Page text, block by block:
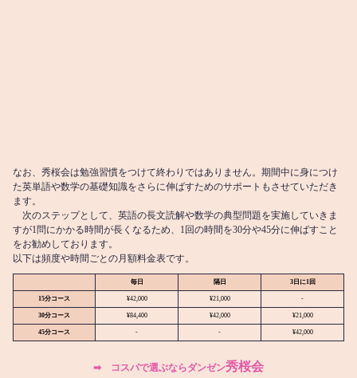
なお、秀桜会は勉強習慣をつけて終わりではありません。期間中に身につけ
た英単語や数学の基礎知識をさらに伸ばすためのサポートもさせていただき
ます。
次のステップとして、英語の長文読解や数学の典型問題を実施していきま
すが1問にかかる時間が長くなるため、1回の時間を30分や45分に伸ばすこと
をお勧めしております。
以下は頻度や時間ごとの月額料金表です。
毎日 隔日 3日に1回
15分コース ¥42,000 ¥21,000 -
30分コース ¥84,400 ¥42,000 ¥21,000
45分コース - - ¥42,000
➡︎ コスパで選ぶならダンゼン秀桜会